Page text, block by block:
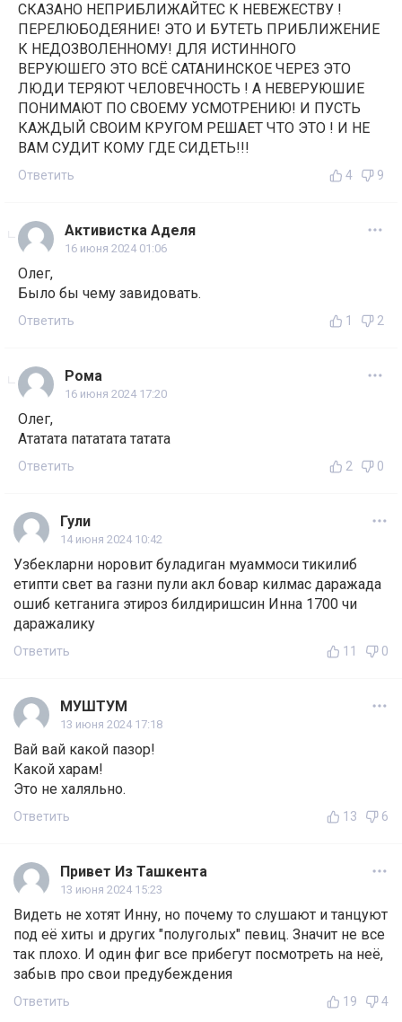
СКАЗАНО НЕПРИБЛИЖАЙТЕС К НЕВЕЖЕСТВУ !
ПЕРЕЛЮБОДЕЯНИЕ! ЭТО И БУТЕТЬ ПРИБЛИЖЕНИЕ
К НЕДОЗВОЛЕННОМУ! ДЛЯ ИСТИННОГО
ВЕРУЮШЕГО ЭТО ВСЁ САТАНИНСКОЕ ЧЕРЕЗ ЭТО
ЛЮДИ ТЕРЯЮТ ЧЕЛОВЕЧНОСТЬ ! А НЕВЕРУЮШИЕ
ПОНИМАЮТ ПО СВОЕМУ УСМОТРЕНИЮ! И ПУСТЬ
КАЖДЫЙ СВОИМ КРУГОМ РЕШАЕТ ЧТО ЭТО ! И НЕ
ВАМ СУДИТ КОМУ ГДЕ СИДЕТЬ!!!
Ответить 4 9
Активистка Аделя
16 июня 2024 01:06
Олег,
Было бы чему завидовать.
Ответить 1 2
Рома
16 июня 2024 17:20
Олег,
Ататата пататата татата
Ответить 2 0
Гули
14 июня 2024 10:42
Узбекларни норовит буладиган муаммоси тикилиб
етипти свет ва газни пули акл бовар килмас даражада
ошиб кетганига этироз билдиришсин Инна 1700 чи
даражалику
Ответить 11 0
МУШТУМ
13 июня 2024 17:18
Вай вай какой пазор!
Какой харам!
Это не халяльно.
Ответить 13 6
Привет Из Ташкента
13 июня 2024 15:23
Видеть не хотят Инну, но почему то слушают и танцуют
под её хиты и других "полуголых" певиц. Значит не все
так плохо. И один фиг все прибегут посмотреть на неё,
забыв про свои предубеждения
Ответить 19 4